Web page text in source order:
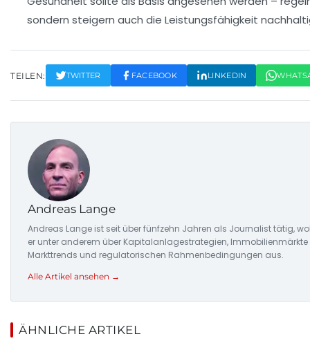
sondern steigern auch die Leistungsfähigkeit
TEILEN: TWITTER FACEBOOK LINKEDIN
Andreas Lange
Andreas Lange ist seit über fünfzehn Jahren als Journalist tätig,
er unter anderem über Kapitalanlagestrategien,
Markttrends und regulatorischen Rahmenbedingungen aus.
Alle Artikel ansehen →
ÄHNLICHE ARTIKEL